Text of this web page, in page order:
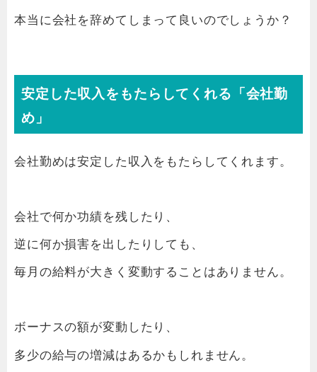
本当に会社を辞めてしまって良いのでしょうか？
安定した収入をもたらしてくれる「会社勤
め」
会社勤めは安定した収入をもたらしてくれます。
会社で何か功績を残したり、
逆に何か損害を出したりしても、
毎月の給料が大きく変動することはありません。
ボーナスの額が変動したり、
多少の給与の増減はあるかもしれません。